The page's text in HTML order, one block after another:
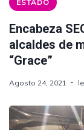
ESTADO
Encabeza
alcaldes de
“Grace”
Agosto 24, 2021